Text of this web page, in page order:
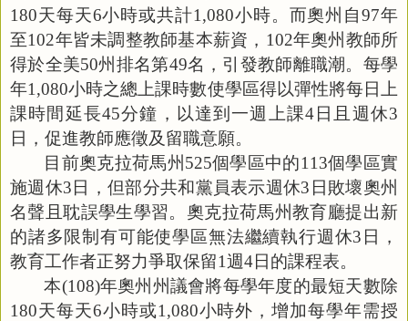
180天每天6小時或共計1,080小時。而奧州自97年
至102年皆未調整教師基本薪資， 102年奧州教師所
得於全美50州排名第49名，引發教師離職潮。每學
年1,080小時之總上課時數使學區得以彈性將每日上
課時間延長45分鐘，以達到一週上課4 日且週休3
日，促進教師應徵及留職意願。
目前奧克拉荷馬州 525個學區中的113個學區實
施週休3 日，但部分共和黨員表示週休3 日敗壞奧州
名聲且耽誤學生學習。奧克拉荷馬州教育廳提出新
的諸多限制有可能使學區無法繼續執行週休3 日，
教育工作者正努力爭取保留1週4日的課程表。
本(108)年奧州州議會將每學年度的最短天數除
180天每天6小時或1,080小時外，增加每學年需授